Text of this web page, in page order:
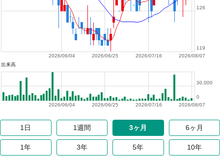
2026/08/07
2026/07/16
2026/06/25
2026/06/04
119
126
出来高
2026/08/07
2026/07/16
2026/06/25
2026/06/04
0
30,000
1日 1週間 3ヶ月 6ヶ月
1年 3年 5年 10年